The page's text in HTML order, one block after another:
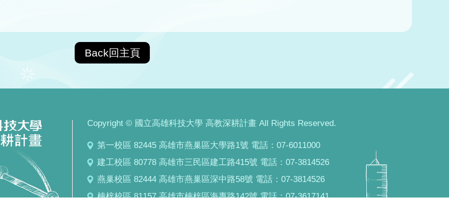
Back回主頁
Copyright © 國立高雄科技大學 高教深耕計畫 All Rights Reserved.
第一校區 82445 高雄市燕巢區大學路1號 電話：07-6011000
建工校區 80778 高雄市三民區建工路415號 電話：07-3814526
燕巢校區 82444 高雄市燕巢區深中路58號 電話：07-3814526
楠梓校區 81157 高雄市楠梓區海專路142號 電話：07-3617141